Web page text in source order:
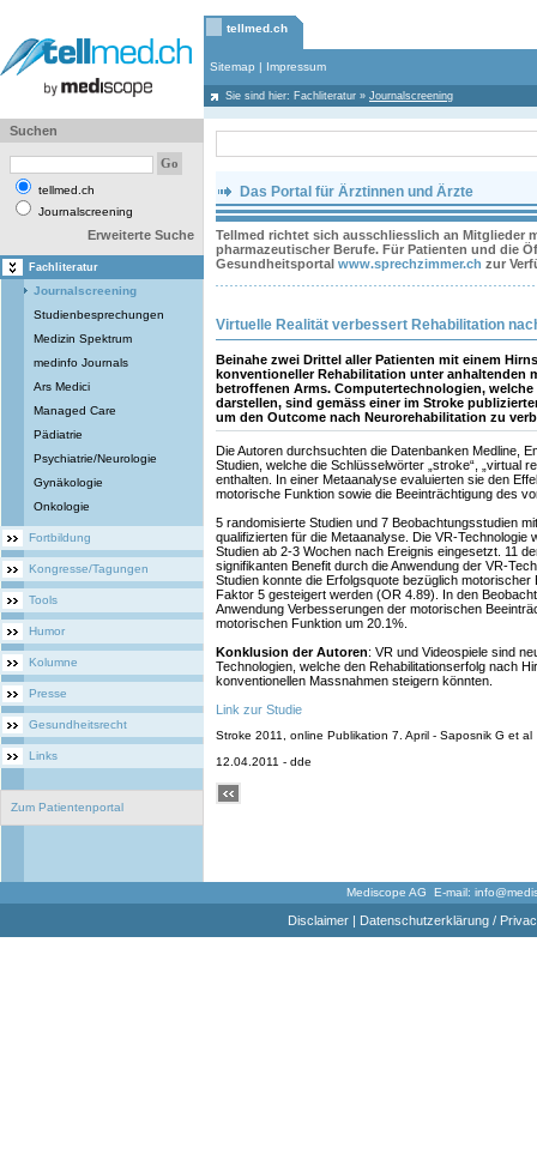
tellmed.ch
Sitemap | Impressum
Sie sind hier: Fachliteratur » Journalscreening
Suchen
tellmed.ch
Journalscreening
Erweiterte Suche
Fachliteratur
Journalscreening
Studienbesprechungen
Medizin Spektrum
medinfo Journals
Ars Medici
Managed Care
Pädiatrie
Psychiatrie/Neurologie
Gynäkologie
Onkologie
Fortbildung
Kongresse/Tagungen
Tools
Humor
Kolumne
Presse
Gesundheitsrecht
Links
Zum Patientenportal
Das Portal für Ärztinnen und Ärzte
Tellmed richtet sich ausschliesslich an Mitglieder
pharmazeutischer Berufe. Für Patienten und die
Gesundheitsportal www.sprechzimmer.ch zur
Virtuelle Realität verbessert Rehabilitation
Beinahe zwei Drittel aller Patienten mit einem
konventioneller Rehabilitation unter anhaltenden
betroffenen Arms. Computertechnologien, welche
darstellen, sind gemäss einer im Stroke
um den Outcome nach Neurorehabilitation zu
Die Autoren durchsuchten die Datenbanken Medline,
Studien, welche die Schlüsselwörter „stroke“, „virtual
enthalten. In einer Metaanalyse evaluierten sie den
motorische Funktion sowie die Beeinträchtigung des
5 randomisierte Studien und 7 Beobachtungsstudien
qualifizierten für die Metaanalyse. Die VR-Technologie
Studien ab 2-3 Wochen nach Ereignis eingesetzt. 11
signifikanten Benefit durch die Anwendung der VR-
Studien konnte die Erfolgsquote bezüglich motorischer
Faktor 5 gesteigert werden (OR 4.89). In den
Anwendung Verbesserungen der motorischen
motorischen Funktion um 20.1%.
Konklusion der Autoren: VR und Videospiele sind
Technologien, welche den Rehabilitationserfolg nach
konventionellen Massnahmen steigern könnten.
Link zur Studie
Stroke 2011, online Publikation 7. April - Saposnik G et al
12.04.2011 - dde
Mediscope AG E-mail:
Disclaimer| Datenschutzerklärung /